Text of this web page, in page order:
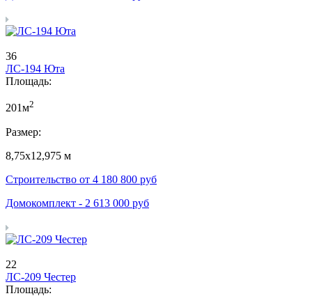
36
ЛС-194 Юта
Площадь:
201м2
Размер:
8,75х12,975 м
Строительство от 4 180 800 руб
Домокомплект - 2 613 000 руб
22
ЛС-209 Честер
Площадь: